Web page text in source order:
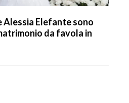
Alessia Elefante sono
da favola in